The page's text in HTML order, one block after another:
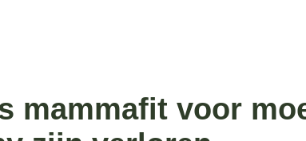
mammafit voor